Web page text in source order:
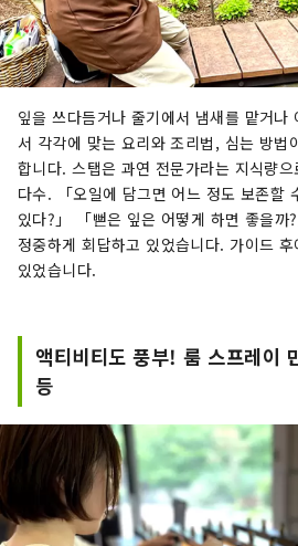
잎을 쓰다듬거나 줄기에서 냄새를 맡거나
서 각각에 맞는 요리와 조리법, 심는 방법
합니다. 스탭은 과연 전문가라는 지식량
다수. 「오일에 담그면 어느 정도 보존할
있다?」 「뻗은 잎은 어떻게 하면 좋을까
정중하게 회답하고 있었습니다. 가이드
있었습니다.
액티비티도 풍부! 룸 스프레이
등